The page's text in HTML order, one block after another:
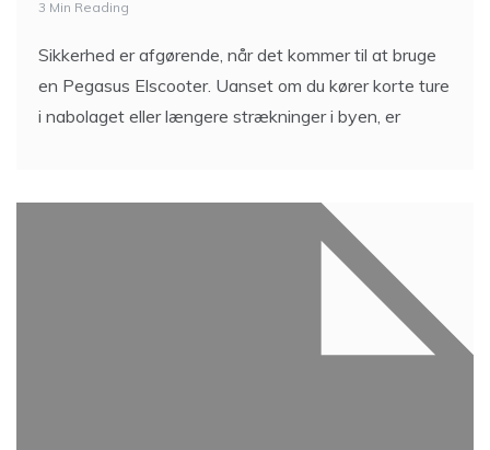
3 Min Reading
Sikkerhed er afgørende, når det kommer til at bruge
en Pegasus Elscooter. Uanset om du kører korte ture
i nabolaget eller længere strækninger i byen, er